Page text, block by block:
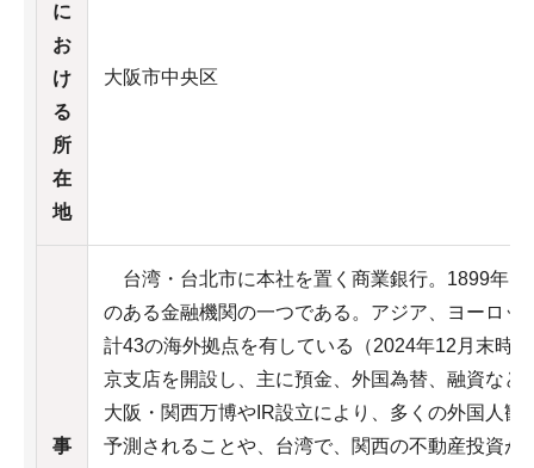
に
お
け
る
所
在
地
大阪市中央区
事
台湾・台北市に本社を置く商業銀行。1899年に
のある金融機関の一つである。アジア、ヨーロッ
計43の海外拠点を有している（2024年12月末時
京支店を開設し、主に預金、外国為替、融資など
大阪・関西万博やIR設立により、多くの外国人観
予測されることや、台湾で、関西の不動産投資が